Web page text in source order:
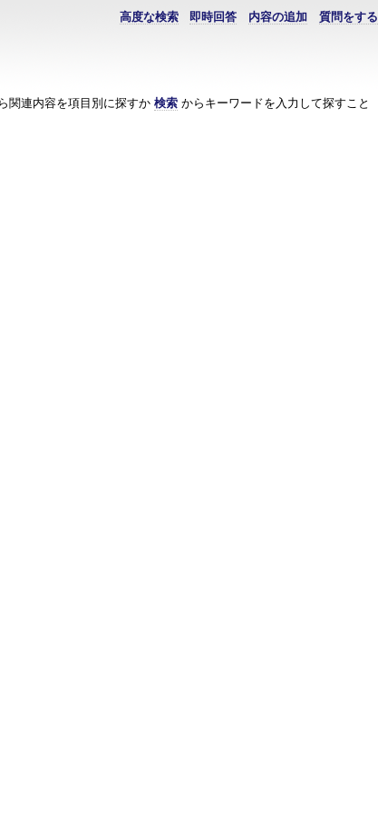
質問をする
内容の追加
即時回答
高度な検索
関連内容を項目別に探すか 検索からキーワードを入力して探すこと